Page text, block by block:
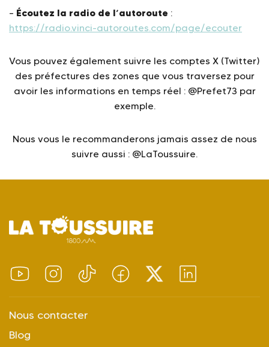
– Écoutez la radio de l’autoroute :
https://radio.vinci-autoroutes.com/page/ecouter
Vous pouvez également suivre les comptes X (Twitter)
des préfectures des zones que vous traversez pour
avoir les informations en temps réel : @Prefet73 par
exemple.
Nous vous le recommanderons jamais assez de nous
suivre aussi : @LaToussuire.
Nous contacter
Blog